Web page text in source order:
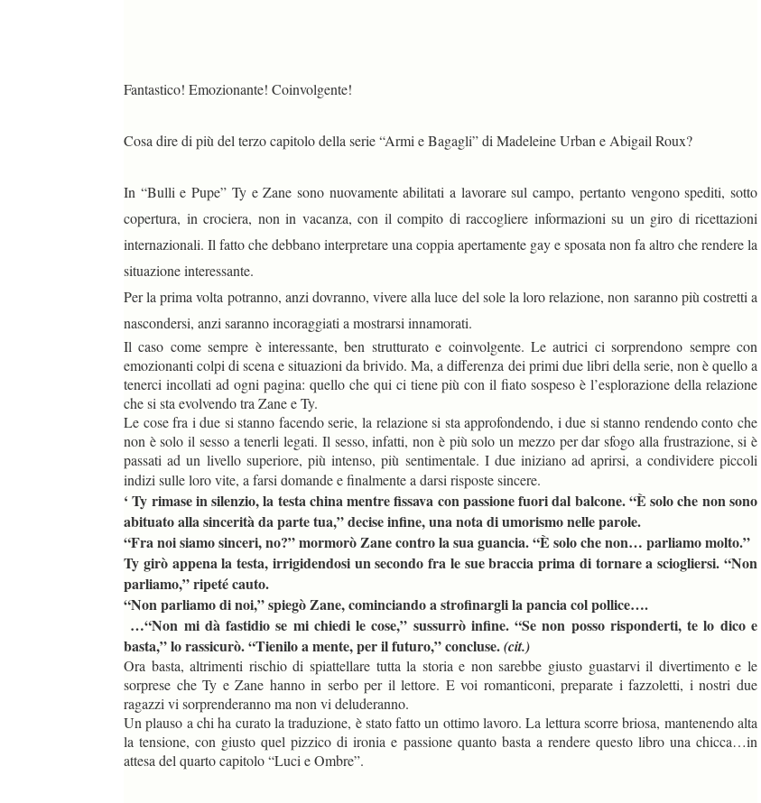
Fantastico! Emozionante! Coinvolgente!
Cosa dire di più del terzo capitolo della serie “Armi e Bagagli” di Madeleine Urban e Abigail Roux?
In “Bulli e Pupe” Ty e Zane sono nuovamente abilitati a lavorare sul campo, pertanto vengono spediti, sotto
copertura, in crociera, non in vacanza, con il compito di raccogliere informazioni su un giro di ricettazioni
internazionali. Il fatto che debbano interpretare una coppia apertamente gay e sposata non fa altro che rendere la
situazione interessante.
Per la prima volta potranno, anzi dovranno, vivere alla luce del sole la loro relazione, non saranno più costretti a
nascondersi, anzi saranno incoraggiati a mostrarsi innamorati.
Il caso come sempre è interessante, ben strutturato e coinvolgente. Le autrici ci sorprendono sempre con
emozionanti colpi di scena e situazioni da brivido. Ma, a differenza dei primi due libri della serie, non è quello a
tenerci incollati ad ogni pagina: quello che qui ci tiene più con il fiato sospeso è l’esplorazione della relazione
che si sta evolvendo tra Zane e Ty.
Le cose fra i due si stanno facendo serie, la relazione si sta approfondendo, i due si stanno rendendo conto che
non è solo il sesso a tenerli legati. Il sesso, infatti, non è più solo un mezzo per dar sfogo alla frustrazione, si è
passati ad un livello superiore, più intenso, più sentimentale. I due iniziano ad aprirsi, a condividere piccoli
indizi sulle loro vite, a farsi domande e finalmente a darsi risposte sincere.
‘ Ty rimase in silenzio, la testa china mentre fissava con passione fuori dal balcone. “È solo che non sono
abituato alla sincerità da parte tua,” decise infine, una nota di umorismo nelle parole.
“Fra noi siamo sinceri, no?” mormorò Zane contro la sua guancia. “È solo che non… parliamo molto.”
Ty girò appena la testa, irrigidendosi un secondo fra le sue braccia prima di tornare a sciogliersi. “Non
parliamo,” ripeté cauto.
“Non parliamo di noi,” spiegò Zane, cominciando a strofinargli la pancia col pollice….
…“Non mi dà fastidio se mi chiedi le cose,” sussurrò infine. “Se non posso risponderti, te lo dico e
basta,” lo rassicurò. “Tienilo a mente, per il futuro,” concluse.(cit.)
Ora basta, altrimenti rischio di spiattellare tutta la storia e non sarebbe giusto guastarvi il divertimento e le
sorprese che Ty e Zane hanno in serbo per il lettore. E voi romanticoni, preparate i fazzoletti, i nostri due
ragazzi vi sorprenderanno ma non vi deluderanno.
Un plauso a chi ha curato la traduzione, è stato fatto un ottimo lavoro. La lettura scorre briosa, mantenendo alta
la tensione, con giusto quel pizzico di ironia e passione quanto basta a rendere questo libro una chicca…in
attesa del quarto capitolo “Luci e Ombre”.